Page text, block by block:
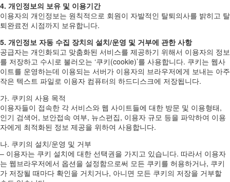
4. 개인정보의 보유 및 이용기간
이용자의 개인정보는 원칙적으로 회원이 자발적인 탈퇴의사를 밝히고 탈
퇴완료전 시점까지 보유합니다.
5. 개인정보 자동 수집 장치의 설치/운영 및 거부에 관한 사항
공급자는 개인화되고 맞춤화된 서비스를 제공하기 위해서 이용자의 정보
를 저장하고 수시로 불러오는 ‘쿠키(cookie)’를 사용합니다. 쿠키는 웹사
이트를 운영하는데 이용되는 서버가 이용자의 브라우저에게 보내는 아주
작은 텍스트 파일로 이용자 컴퓨터의 하드디스크에 저장됩니다.
가. 쿠키의 사용 목적
이용자들이 접속한 각 서비스와 웹 사이트들에 대한 방문 및 이용형태,
인기 검색어, 보안접속 여부, 뉴스편집, 이용자 규모 등을 파악하여 이용
자에게 최적화된 정보 제공을 위하여 사용합니다.
나. 쿠키의 설치/운영 및 거부
– 이용자는 쿠키 설치에 대한 선택권을 가지고 있습니다. 따라서 이용자
는 웹브라우저에서 옵션을 설정함으로써 모든 쿠키를 허용하거나, 쿠키
가 저장될 때마다 확인을 거치거나, 아니면 모든 쿠키의 저장을 거부할